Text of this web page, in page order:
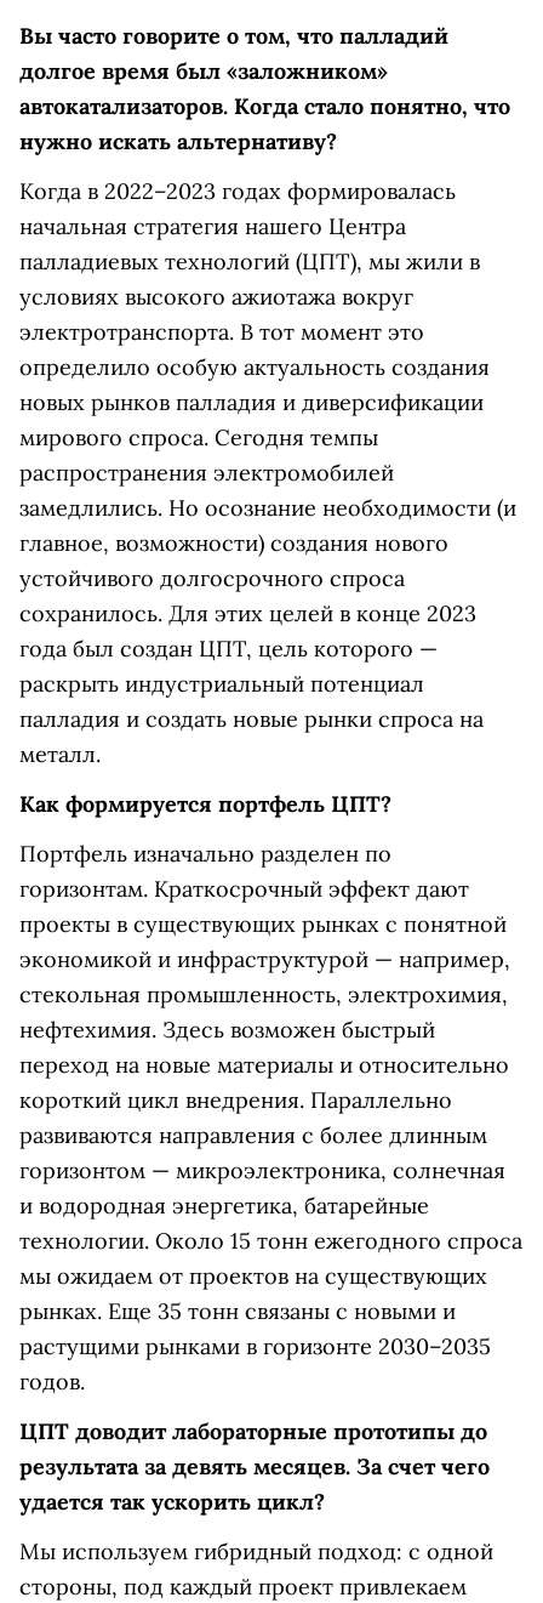
Вы часто говорите о том, что палладий
долгое время был «заложником»
автокатализаторов. Когда стало понятно, что
нужно искать альтернативу?
Когда в 2022–2023 годах формировалась
начальная стратегия нашего Центра
палладиевых технологий (ЦПТ), мы жили в
условиях высокого ажиотажа вокруг
электротранспорта. В тот момент это
определило особую актуальность создания
новых рынков палладия и диверсификации
мирового спроса. Сегодня темпы
распространения электромобилей
замедлились. Но осознание необходимости (и
главное, возможности) создания нового
устойчивого долгосрочного спроса
сохранилось. Для этих целей в конце 2023
года был создан ЦПТ, цель которого —
раскрыть индустриальный потенциал
палладия и создать новые рынки спроса на
металл.
Как формируется портфель ЦПТ?
Портфель изначально разделен по
горизонтам. Краткосрочный эффект дают
проекты в существующих рынках с понятной
экономикой и инфраструктурой — например,
стекольная промышленность, электрохимия,
нефтехимия. Здесь возможен быстрый
переход на новые материалы и относительно
короткий цикл внедрения. Параллельно
развиваются направления с более длинным
горизонтом — микроэлектроника, солнечная
и водородная энергетика, батарейные
технологии. Около 15 тонн ежегодного спроса
мы ожидаем от проектов на существующих
рынках. Еще 35 тонн связаны с новыми и
растущими рынками в горизонте 2030–2035
годов.
ЦПТ доводит лабораторные прототипы до
результата за девять месяцев. За счет чего
удается так ускорить цикл?
Мы используем гибридный подход: с одной
стороны, под каждый проект привлекаем